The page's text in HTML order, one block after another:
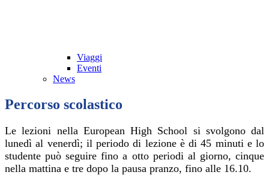
Viaggi
Eventi
News
Percorso scolastico
Le lezioni nella European High School si svolgono dal
lunedì al venerdì; il periodo di lezione è di 45 minuti e lo
studente può seguire fino a otto periodi al giorno, cinque
nella mattina e tre dopo la pausa pranzo, fino alle 16.10.